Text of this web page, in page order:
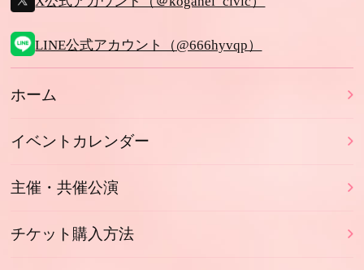
LINE公式アカウント（@666hyvqp）
ホーム
イベントカレンダー
主催・共催公演
チケット購入方法